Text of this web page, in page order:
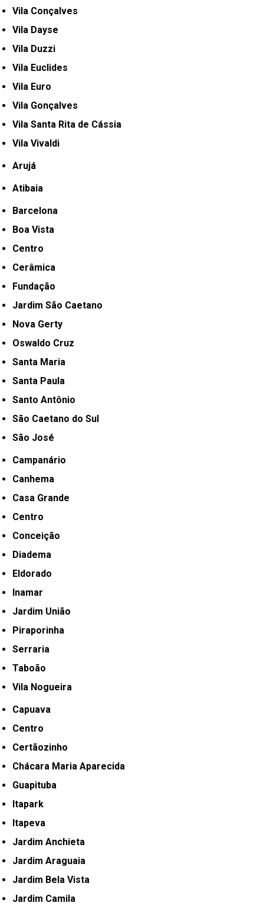
Vila Conçalves
Vila Dayse
Vila Duzzi
Vila Euclides
Vila Euro
Vila Gonçalves
Vila Santa Rita de Cássia
Vila Vivaldi
Arujá
Atibaia
Barcelona
Boa Vista
Centro
Cerâmica
Fundação
Jardim São Caetano
Nova Gerty
Oswaldo Cruz
Santa Maria
Santa Paula
Santo Antônio
São Caetano do Sul
São José
Campanário
Canhema
Casa Grande
Centro
Conceição
Diadema
Eldorado
Inamar
Jardim União
Piraporinha
Serraria
Taboão
Vila Nogueira
Capuava
Centro
Certãozinho
Chácara Maria Aparecida
Guapituba
Itapark
Itapeva
Jardim Anchieta
Jardim Araguaia
Jardim Bela Vista
Jardim Camila